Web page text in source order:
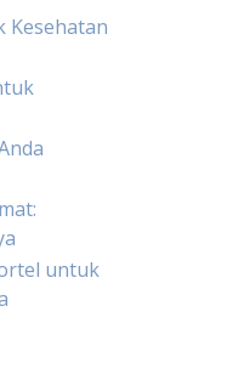
Kesehatan
untuk